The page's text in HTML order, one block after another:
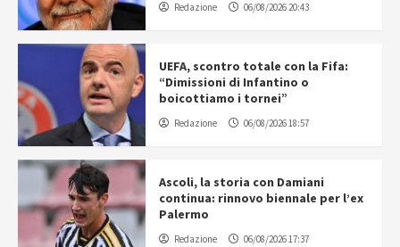
Redazione 06/08/2026 20:43
UEFA, scontro totale con la Fifa:
“Dimissioni di Infantino o
boicottiamo i tornei”
Redazione 06/08/2026 18:57
Ascoli, la storia con Damiani
continua: rinnovo biennale per l’ex
Palermo
Redazione 06/08/2026 17:37